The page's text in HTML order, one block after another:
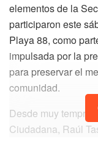
elementos de la
participaron este
Playa 88, como
impulsada por la
para preservar el
comunidad.
Desde muy
Ciudadana, Raúl